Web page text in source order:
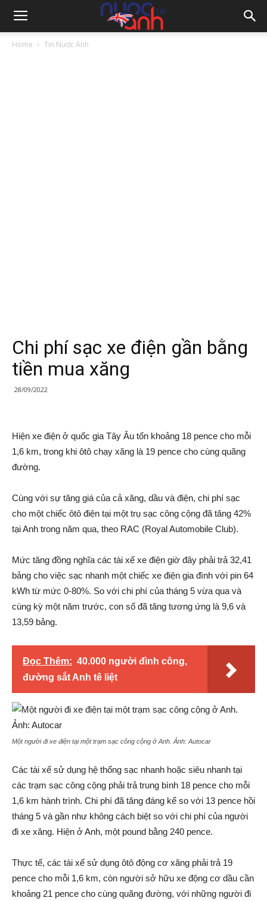
Home Tin Nước Anh
Chi phí sạc xe điện gần bằng
tiền mua xăng
28/09/2022
Hiện xe điện ở quốc gia Tây Âu tốn khoảng 18 pence cho mỗi
1,6 km, trong khi ôtô chạy xăng là 19 pence cho cùng quãng
đường.
Cùng với sự tăng giá của cả xăng, dầu và điện, chi phí sạc
cho một chiếc ôtô điện tại một trụ sạc công cộng đã tăng 42%
tại Anh trong năm qua, theo RAC (Royal Automobile Club).
Mức tăng đồng nghĩa các tài xế xe điện giờ đây phải trả 32,41
bảng cho việc sạc nhanh một chiếc xe điện gia đình với pin 64
kWh từ mức 0-80%. So với chi phí của tháng 5 vừa qua và
cùng kỳ một năm trước, con số đã tăng tương ứng là 9,6 và
13,59 bảng.
Đọc Thêm: 40.000 người đình công,
đường sắt Anh tê liệt
Một người đi xe điện tại một trạm sạc công cộng ở Anh. Ảnh: Autocar
Các tài xế sử dụng hệ thống sạc nhanh hoặc siêu nhanh tại
các trạm sạc công cộng phải trả trung bình 18 pence cho mỗi
1,6 km hành trình. Chi phí đã tăng đáng kể so với 13 pence hồi
tháng 5 và gần như không cách biệt so với chi phí của người
đi xe xăng. Hiện ở Anh, một pound bằng 240 pence.
Thực tế, các tài xế sử dụng ôtô động cơ xăng phải trả 19
pence cho mỗi 1,6 km, còn người sở hữu xe động cơ dầu cần
khoảng 21 pence cho cùng quãng đường, với những người đi